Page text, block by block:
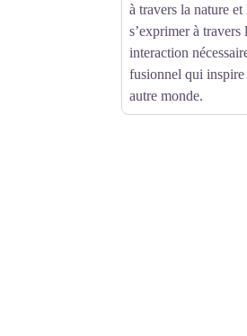
à travers la nature
s’exprimer à travers
interaction
fusionnel qui inspire
autre monde.